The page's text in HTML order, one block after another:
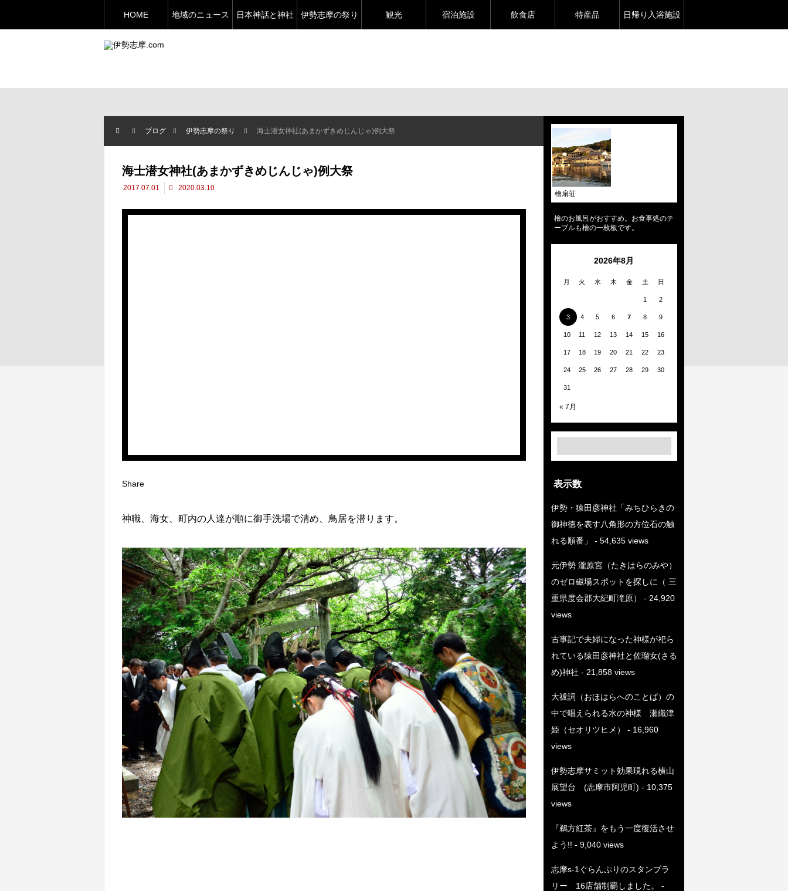
HOME 地域のニュース 日本神話と神社 伊勢志摩の祭り 観光 宿泊施設 飲食店 特産品 日帰り入浴施設
ブログ 伊勢志摩の祭り 海士潜女神社(あまかずきめじんじゃ)例大祭
海士潜女神社(あまかずきめじんじゃ)例大祭
2017.07.01 2020.03.10
Share
神職、海女、町内の人達が順に御手洗場で清め、鳥居を潜ります。
檜扇荘
檜のお風呂がおすすめ。お食事処のテ
ーブルも檜の一枚板です。
2026年8月
月 火 水 木 金 土 日
1 2
3 4 5 6 7 8 9
10 11 12 13 14 15 16
17 18 19 20 21 22 23
24 25 26 27 28 29 30
31
« 7月
表示数
伊勢・猿田彦神社「みちひらきの
御神徳を表す八角形の方位石の触
れる順番」
- 54,635 views
元伊勢 瀧原宮（たきはらのみや）
のゼロ磁場スポットを探しに（ 三
重県度会郡大紀町滝原）
- 24,920
views
古事記で夫婦になった神様が祀ら
れている猿田彦神社と佐瑠女(さる
め)神社 - 21,858 views
大祓詞（おほはらへのことば）の
中で唱えられる水の神様 瀬織津
姫（セオリツヒメ）
- 16,960
views
伊勢志摩サミット効果現れる横山
展望台 (志摩市阿児町) - 10,375
views
『鵜方紅茶』をもう一度復活させ
よう!! - 9,040 views
志摩s-1ぐらんぷりのスタンプラ
リー 16店舗制覇しました。
-